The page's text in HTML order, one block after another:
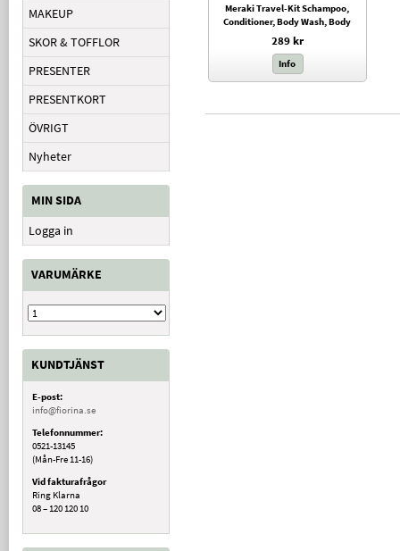
MAKEUP
SKOR & TOFFLOR
PRESENTER
PRESENTKORT
ÖVRIGT
Nyheter
MIN SIDA
Logga in
VARUMÄRKE
KUNDTJÄNST
E-post:
info@fiorina.se
Telefonnummer:
0521-13145
(Mån-Fre 11-16)
Vid fakturafrågor
Ring Klarna
08 – 120 120 10
Meraki Travel-Kit Schampoo,
Conditioner, Body Wash, Body
Lotion, 50ml
289 kr
Info